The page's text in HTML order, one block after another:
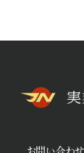
お問い合わせ